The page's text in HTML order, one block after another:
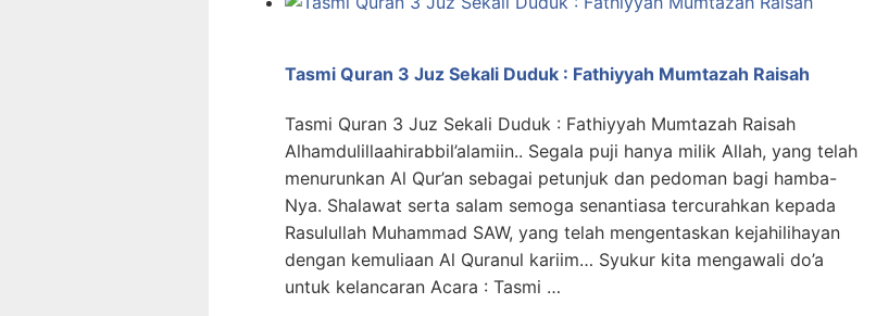
Tasmi Quran 3 Juz Sekali Duduk : Fathiyyah Mumtazah Raisah
Tasmi Quran 3 Juz Sekali Duduk : Fathiyyah Mumtazah Raisah
Alhamdulillaahirabbil’alamiin.. Segala puji hanya milik Allah, yang telah
menurunkan Al Qur’an sebagai petunjuk dan pedoman bagi hamba-
Nya. Shalawat serta salam semoga senantiasa tercurahkan kepada
Rasulullah Muhammad SAW, yang telah mengentaskan kejahilihayan
dengan kemuliaan Al Quranul kariim… Syukur kita mengawali do’a
untuk kelancaran Acara : Tasmi …